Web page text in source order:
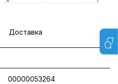
Доставка
00000053264